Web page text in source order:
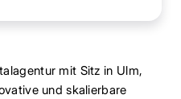
mit Sitz in Ulm,
und skalierbare